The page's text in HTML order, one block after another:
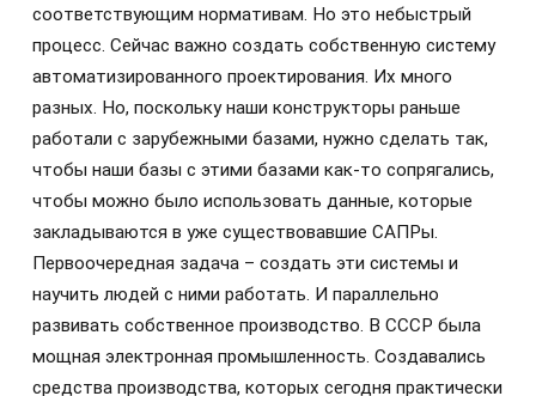
соответствующим нормативам. Но это небыстрый
процесс. Сейчас важно создать собственную систему
автоматизированного проектирования. Их много
разных. Но, поскольку наши конструкторы раньше
работали с зарубежными базами, нужно сделать так,
чтобы наши базы с этими базами как-то сопрягались,
чтобы можно было использовать данные, которые
закладываются в уже существовавшие САПРы.
Первоочередная задача – создать эти системы и
научить людей с ними работать. И параллельно
развивать собственное производство. В СССР была
мощная электронная промышленность. Создавались
средства производства, которых сегодня практически